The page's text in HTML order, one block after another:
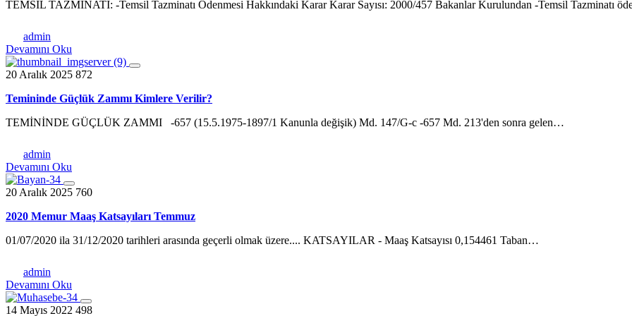
TEMSİL TAZMİNATI: -Temsil Tazminatı Ödenmesi Hakkındaki Karar Karar Sayısı: 2000/457 Bakanlar Kurulundan -Temsil Tazminatı
admin
Devamını Oku
20 Aralık 2025 872
Temininde Güçlük Zammı Kimlere Verilir?
TEMİNİNDE GÜÇLÜK ZAMMI -657 (15.5.1975-1897/1 Kanunla değişik) Md. 147/G-c -657 Md. 213'den sonra gelen…
admin
Devamını Oku
20 Aralık 2025 760
2020 Memur Maaş Katsayıları Temmuz
01/07/2020 ila 31/12/2020 tarihleri arasında geçerli olmak üzere.... KATSAYILAR - Maaş Katsayısı 0,154461 Taban…
admin
Devamını Oku
14 Mayıs 2022 498